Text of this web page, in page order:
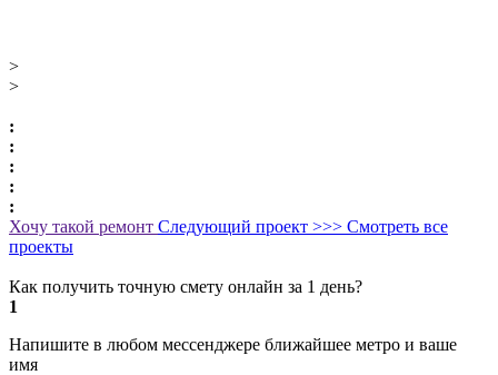
>
>
:
:
:
:
:
Хочу такой ремонт Следующий проект >>> Смотреть все
проекты
Как получить точную смету онлайн за 1 день?
1
Напишите в любом мессенджере ближайшее метро и ваше
имя